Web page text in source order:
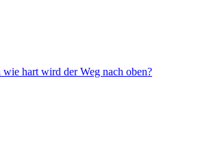
hart wird der Weg nach oben?